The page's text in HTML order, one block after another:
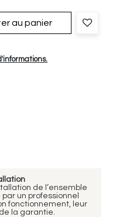
au panier
de l’ensemble
un professionnel
fonctionnement, leur
la garantie.